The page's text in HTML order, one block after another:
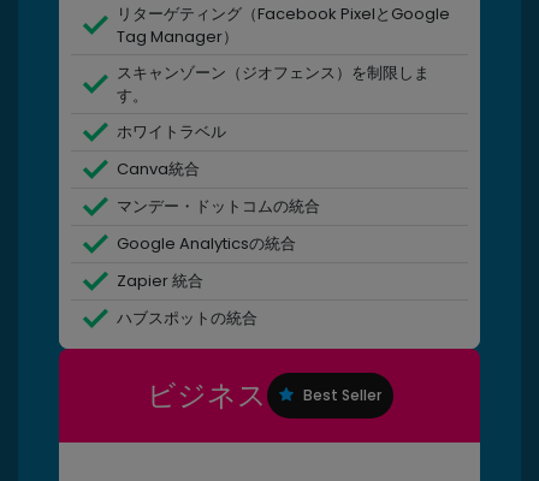
リターゲティング（Facebook PixelとGoogle
Tag Manager）
スキャンゾーン（ジオフェンス）を制限しま
す。
ホワイトラベル
Canva統合
マンデー・ドットコムの統合
Google Analyticsの統合
Zapier 統合
ハブスポットの統合
ビジネス Best Seller